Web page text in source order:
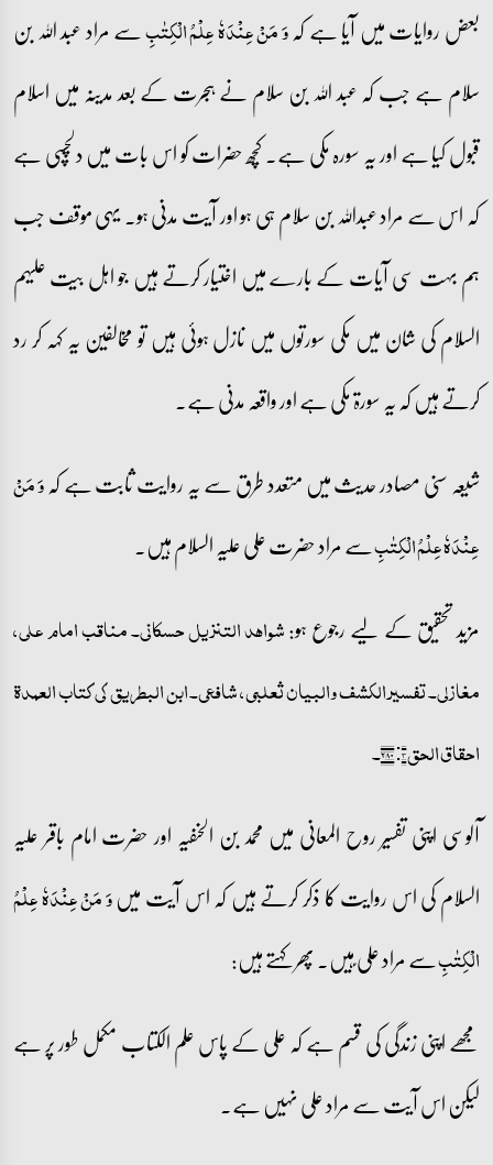
بعض روایات میں آیا ہے کہوَ مَنۡ عِنۡدَہٗ عِلۡمُ الۡکِتٰبِسے مراد عبد اللہ بن
سلام ہے جب کہ عبد اللہ بن سلام نے ہجرت کے بعد مدینہ میں اسلام
قبول کیا ہے اور یہ سورہ مکی ہے۔ کچھ حضرات کو اس بات میں دلچسپی ہے
کہ اس سے مراد عبداللہ بن سلام ہی ہو اور آیت مدنی ہو۔ یہی موقف جب
ہم بہت سی آیات کے بارے میں اختیار کرتے ہیں جو اہل بیت علیہم
السلام کی شان میں مکی سورتوں میں نازل ہوئی ہیں تو مخالفین یہ کہہ کر رد
کرتے ہیں کہ یہ سورۃ مکی ہے اور واقعہ مدنی ہے۔
شیعہ سنی مصادر حدیث میں متعدد طرق سے یہ روایت ثابت ہے کہوَ مَنۡ
عِنۡدَہٗ عِلۡمُ الۡکِتٰبِسے مراد حضرت علی علیہ السلام ہیں۔
مزید تحقیق کے لیے رجوع ہو:شواہد التنزیل حسکانی۔ مناقب امام علی،
مغازلی۔ تفسیرالکشف والبیان ثعلبی، شافعی۔ ابن البطریق کی کتاب العمدۃ
احقاق الحق ۳: ۲۸۰۔
آلوسی اپنی تفسیر روح المعانی میں محمد بن الحنفیہ اور حضرت امام باقر علیہ
السلام کی اس روایت کا ذکر کرتے ہیں کہ اس آیت میںوَ مَنۡ عِنۡدَہٗ عِلۡمُ
الۡکِتٰبِسے مراد علی ؑہیں۔ پھر کہتے ہیں:
مجھے اپنی زندگی کی قسم ہے کہ علی کے پاس علم الکتاب مکمل طور پر ہے
لیکن اس آیت سے مراد علی نہیں ہے۔